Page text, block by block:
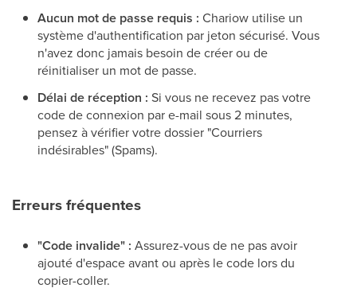
Aucun mot de passe requis : Chariow utilise un
système d'authentification par jeton sécurisé. Vous
n'avez donc jamais besoin de créer ou de
réinitialiser un mot de passe.
Délai de réception : Si vous ne recevez pas votre
code de connexion par e-mail sous 2 minutes,
pensez à vérifier votre dossier "Courriers
indésirables" (Spams).
Erreurs fréquentes
"Code invalide" : Assurez-vous de ne pas avoir
ajouté d'espace avant ou après le code lors du
copier-coller.